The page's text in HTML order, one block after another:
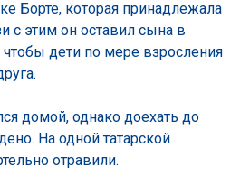
Борте, которая принадлежала
с этим он оставил сына в
дети по мере взросления
домой, однако доехать до
На одной татарской
отравили.